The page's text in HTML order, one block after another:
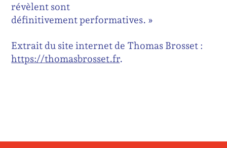
révèlent sont
définitivement performatives. »
Extrait du site internet de Thomas Brosset :
https://thomasbrosset.fr.